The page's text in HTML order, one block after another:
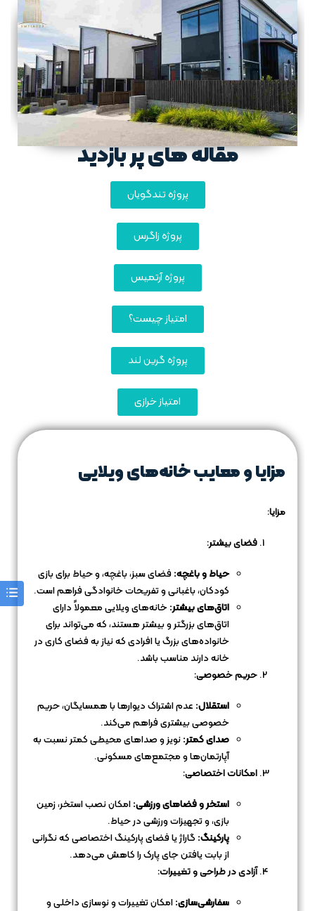
مقاله های پر بازدید
پروژه تندگویان
پروژه زاگرس
پروژه آرتمیس
امتیاز چیست؟
پروژه گرین لند
امتیاز خرازی
مزایا و معایب خانه‌های ویلایی
مزایا:
فضای بیشتر:
حیاط و باغچه:فضای سبز، باغچه، و حیاط برای بازی
کودکان، باغبانی و تفریحات خانوادگی فراهم است.
اتاق‌های بیشتر:خانه‌های ویلایی معمولاً دارای
اتاق‌های بزرگتر و بیشتر هستند، که می‌تواند برای
خانواده‌های بزرگ یا افرادی که نیاز به فضای کاری در
خانه دارند مناسب باشد.
حریم خصوصی:
استقلال: عدم اشتراک دیوارها با همسایگان، حریم
خصوصی بیشتری فراهم می‌کند.
صدای کمتر:نویز و صداهای محیطی کمتر نسبت به
آپارتمان‌ها و مجتمع‌های مسکونی.
امکانات اختصاصی:
استخر و فضاهای ورزشی:امکان نصب استخر، زمین
بازی، و تجهیزات ورزشی در حیاط.
پارکینگ: گاراژ یا فضای پارکینگ اختصاصی که نگرانی
از بابت یافتن جای پارک را کاهش می‌دهد.
آزادی در طراحی و تغییرات:
سفارشی‌سازی:امکان تغییرات و نوسازی داخلی و